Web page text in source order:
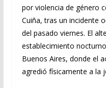
por violencia de género
Cuiña, tras un incidente
del pasado viernes. El
establecimiento
Buenos Aires, donde el
agredió físicamente a la